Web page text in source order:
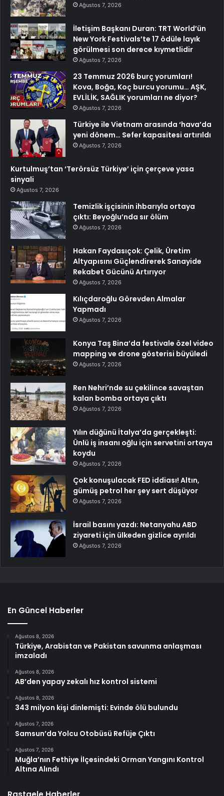
Ağustos 7, 2026
İletişim Başkanı Duran: TRT World’ün
New York Festivals’te 17 ödüle layık
görülmesi son derece kıymetlidir
Ağustos 7, 2026
23 Temmuz 2026 burç yorumları!
Kova, Boğa, Koç burcu yorumu… AŞK,
EVLİLİK, SAĞLIK yorumları ne diyor?
Ağustos 7, 2026
Türkiye ile Vietnam arasında ‘hava’da
yeni dönem… Sefer kapasitesi artırıldı
Ağustos 7, 2026
Kurtulmuş’tan ‘Terörsüz Türkiye’ için çerçeve yasa
sinyali
Ağustos 7, 2026
Temizlik işçisinin ihbarıyla ortaya
çıktı: Beyoğlu’nda sır ölüm
Ağustos 7, 2026
Hakan Faydasıçok: Çelik, Üretim
Altyapısını Güçlendirerek Sanayide
Rekabet Gücünü Artırıyor
Ağustos 7, 2026
Kılıçdaroğlu Görevden Almalar
Yapmadı
Ağustos 7, 2026
Konya Taş Bina’da festivale özel video
mapping ve drone gösterisi büyüledi
Ağustos 7, 2026
Ren Nehri’nde su çekilince savaştan
kalan bomba ortaya çıktı
Ağustos 7, 2026
Yılın düğünü İtalya’da gerçekleşti:
Ünlü iş insanı oğlu için servetini ortaya
koydu
Ağustos 7, 2026
Çok konuşulacak FED iddiası! Altın,
gümüş petrol her şey sert düşüyor
Ağustos 7, 2026
İsrail basını yazdı: Netanyahu ABD
ziyareti için ülkeden gizlice ayrıldı
Ağustos 7, 2026
En Güncel Haberler
Ağustos 8, 2026
Türkiye, Arabistan ve Pakistan savunma anlaşması
imzaladı
Ağustos 8, 2026
AB’den yapay zekalı hız kontrol sistemi
Ağustos 8, 2026
343 milyon kişi dinlemişti: Evinde ölü bulundu
Ağustos 7, 2026
Samsun’da Yolcu Otobüsü Refüje Çıktı
Ağustos 7, 2026
Muğla’nın Fethiye İlçesindeki Orman Yangını Kontrol
Altına Alındı